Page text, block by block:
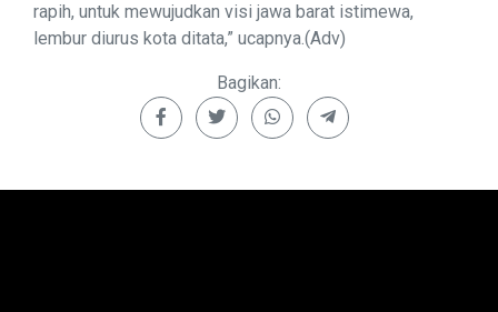
rapih, untuk mewujudkan visi jawa barat istimewa,
lembur diurus kota ditata,” ucapnya.(Adv)
Bagikan: